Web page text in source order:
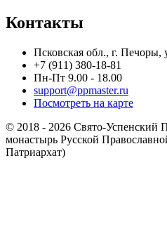
Контакты
Псковская обл., г.
+7 (911) 380-18-81
Пн-Пт 9.00 - 18.00
support@ppmaster.ru
Посмотреть на карте
© 2018 - 2026 Свято-Успенский
монастырь Русской
Патриархат)